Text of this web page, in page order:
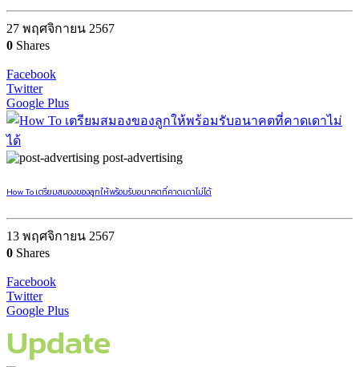
27 พฤศจิกายน 2567
0 Shares
Facebook
Twitter
Google Plus
post-advertising
How To เตรียมสมองของลูกให้พร้อมรับอนาคตที่คาดเดาไม่ได้
13 พฤศจิกายน 2567
0 Shares
Facebook
Twitter
Google Plus
Update